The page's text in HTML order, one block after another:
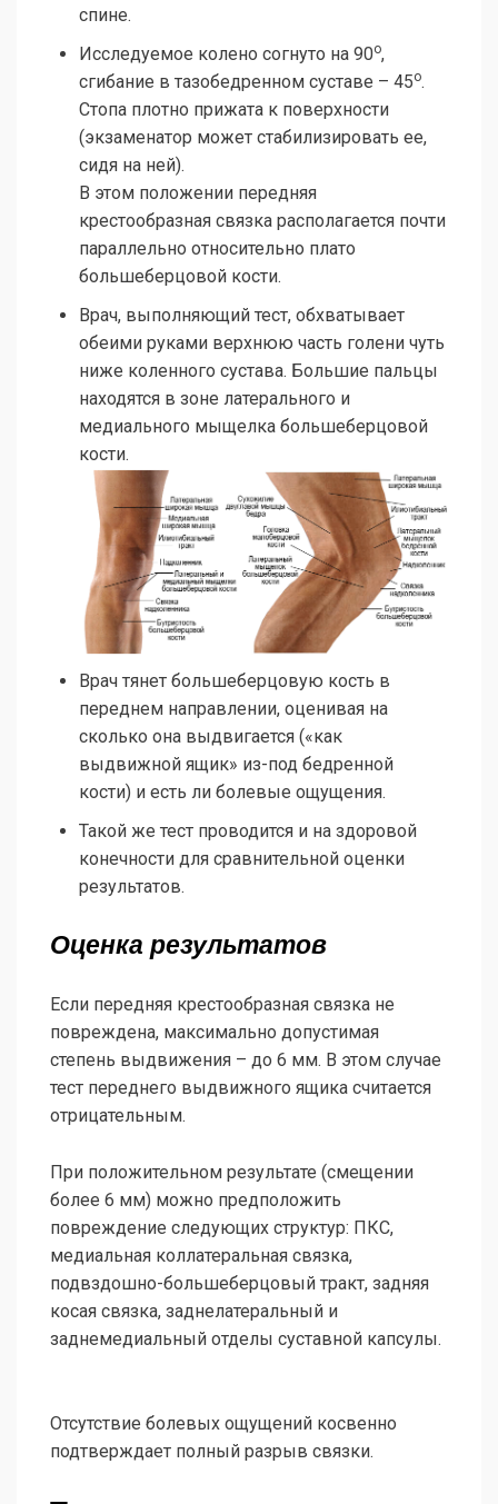
спине.
Исследуемое колено согнуто на 90о,
сгибание в тазобедренном суставе – 45о.
Стопа плотно прижата к поверхности
(экзаменатор может стабилизировать ее,
сидя на ней).
В этом положении передняя
крестообразная связка располагается почти
параллельно относительно плато
большеберцовой кости.
Врач, выполняющий тест, обхватывает
обеими руками верхнюю часть голени чуть
ниже коленного сустава. Большие пальцы
находятся в зоне латерального и
медиального мыщелка большеберцовой
кости.
Врач тянет большеберцовую кость в
переднем направлении, оценивая на
сколько она выдвигается («как
выдвижной ящик» из-под бедренной
кости) и есть ли болевые ощущения.
Такой же тест проводится и на здоровой
конечности для сравнительной оценки
результатов.
Оценка результатов
Если передняя крестообразная связка не
повреждена, максимально допустимая
степень выдвижения – до 6 мм. В этом случае
тест переднего выдвижного ящика считается
отрицательным.
При положительном результате (смещении
более 6 мм) можно предположить
повреждение следующих структур: ПКС,
медиальная коллатеральная связка,
подвздошно-большеберцовый тракт, задняя
косая связка, заднелатеральный и
заднемедиальный отделы суставной капсулы.
Отсутствие болевых ощущений косвенно
подтверждает полный разрыв связки.